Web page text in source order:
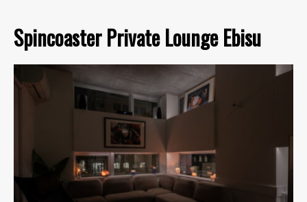
Spincoaster Private Lounge Ebisu